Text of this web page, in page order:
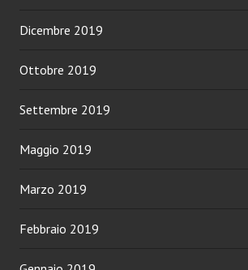
Dicembre 2019
Ottobre 2019
Settembre 2019
Maggio 2019
Marzo 2019
Febbraio 2019